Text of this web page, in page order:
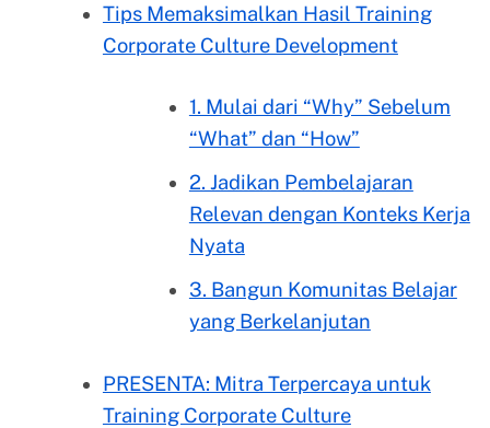
Tips Memaksimalkan Hasil Training
Corporate Culture Development
1. Mulai dari “Why” Sebelum
“What” dan “How”
2. Jadikan Pembelajaran
Relevan dengan Konteks Kerja
Nyata
3. Bangun Komunitas Belajar
yang Berkelanjutan
PRESENTA: Mitra Terpercaya untuk
Training Corporate Culture